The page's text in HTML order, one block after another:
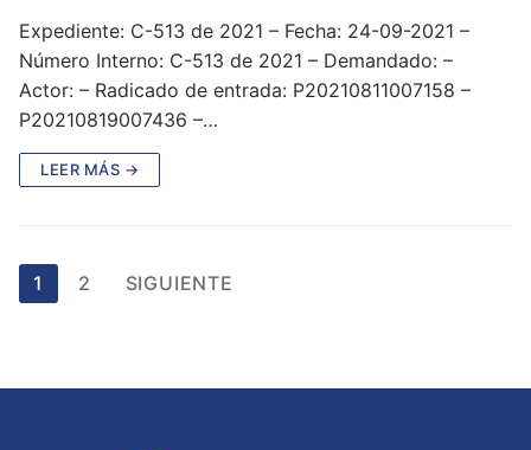
Expediente: C-513 de 2021 – Fecha: 24-09-2021 –
Número Interno: C-513 de 2021 – Demandado: –
Actor: – Radicado de entrada: P20210811007158 –
P20210819007436 –…
LEER MÁS →
Paginación
de
1 2 SIGUIENTE